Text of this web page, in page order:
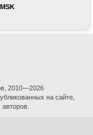
2010—2026
на сайте,